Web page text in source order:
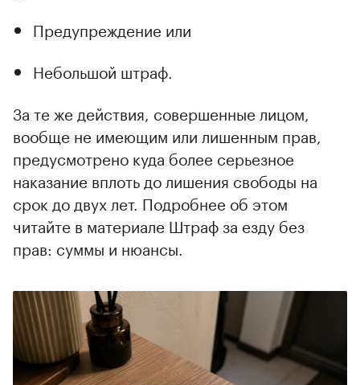
Предупреждение или
Небольшой штраф.
За те же действия, совершенные лицом,
вообще не имеющим или лишенным прав,
предусмотрено куда более серьезное
наказание вплоть до лишения свободы на
срок до двух лет. Подробнее об этом
читайте в материале Штраф за езду без
прав: суммы и нюансы.